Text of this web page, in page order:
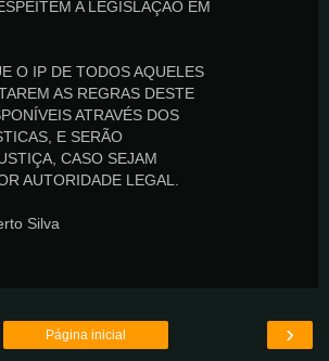
A LEGISLAÇÃO EM
O IP DE TODOS AQUELES
AS REGRAS DESTE
ATRAVÉS DOS
E SERÃO
CASO SEJAM
AUTORIDADE LEGAL.
Silva
›
Página inicial